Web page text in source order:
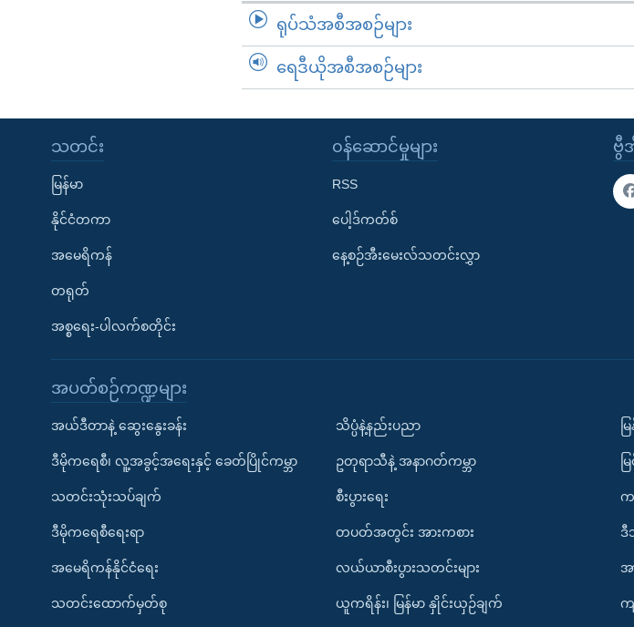
ရုပ်သံအစီအစဉ်များ
ရေဒီယိုအစီအစဉ်များ
ဗွီ
သတင်း
မြန်မာ
နိုင်ငံတကာ
အမေရိကန်
တရုတ်
အစ္စရေး-ပါလက်စတိုင်း
၀န်ဆောင်မှုများ
RSS
ပေါ့ဒ်ကတ်စ်
နေ့စဉ်အီးမေးလ်သတင်းလွှာ
အပတ်စဉ်ကဏ္ဍများ
အယ်ဒီတာနဲ့ ဆွေးနွေးခန်း
ဒီမိုကရေစီ၊ လူ့အခွင့်အရေးနှင့် ခေတ်ပြိုင်ကမ္ဘာ
သတင်းသုံးသပ်ချက်
ဒီမိုကရေစီရေးရာ
အမေရိကန်နိုင်ငံရေး
သတင်းထောက်မှတ်စု
သိပ္ပံနဲ့နည်းပညာ
ဥတုရာသီနဲ့ အနာဂတ်ကမ္ဘာ
စီးပွားရေး
တပတ်အတွင်း အားကစား
လယ်ယာစီးပွားသတင်းများ
ယူကရိန်း၊ မြန်မာ နှိုင်းယှဉ်ချက်
မ
မ
က
ဒီ
အ
က